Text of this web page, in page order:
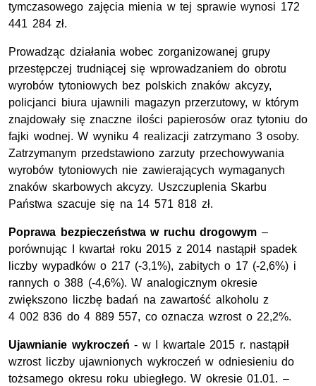
tymczasowego zajęcia mienia w tej sprawie wynosi 172
441 284 zł.
Prowadząc działania wobec zorganizowanej grupy
przestępczej trudniącej się wprowadzaniem do obrotu
wyrobów tytoniowych bez polskich znaków akcyzy,
policjanci biura ujawnili magazyn przerzutowy, w którym
znajdowały się znaczne ilości papierosów oraz tytoniu do
fajki wodnej. W wyniku 4 realizacji zatrzymano 3 osoby.
Zatrzymanym przedstawiono zarzuty przechowywania
wyrobów tytoniowych nie zawierających wymaganych
znaków skarbowych akcyzy. Uszczuplenia Skarbu
Państwa szacuje się na 14 571 818 zł.
Poprawa bezpieczeństwa w ruchu drogowym –
porównując I kwartał roku 2015 z 2014 nastąpił spadek
liczby wypadków o 217 (-3,1%), zabitych o 17 (-2,6%) i
rannych o 388 (-4,6%). W analogicznym okresie
zwiększono liczbę badań na zawartość alkoholu z
4 002 836 do 4 889 557, co oznacza wzrost o 22,2%.
Ujawnianie wykroczeń - w I kwartale 2015 r. nastąpił
wzrost liczby ujawnionych wykroczeń w odniesieniu do
tożsamego okresu roku ubiegłego. W okresie 01.01. –